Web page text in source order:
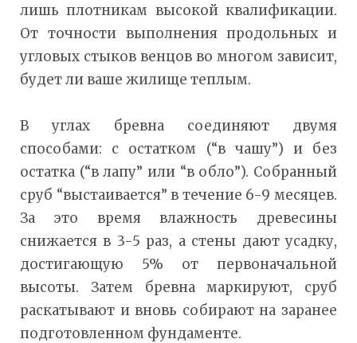
лишь плотникам высокой квалификации.
От точности выполнения продольных и
угловых стыков венцов во многом зависит,
будет ли ваше жилище теплым.
В углах бревна соединяют двумя
способами: с остатком (“в чашу”) и без
остатка (“в лапу” или “в обло”). Собранный
сруб “выстаивается” в течение 6-9 месяцев.
За это время влажность древесины
снижается в 3-5 раз, а стены дают усадку,
достигающую 5% от первоначальной
высоты. Затем бревна маркируют, сруб
раскатывают и вновь собирают на заранее
подготовленном фундаменте.